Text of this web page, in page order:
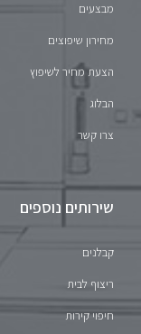
מבצעים
מחירון שיפוצים
הצעת מחיר לשיפוץ
הבלוג
צרו קשר
שירותים נוספים
קבלנים
ריצוף לבית
חיפוי קירות